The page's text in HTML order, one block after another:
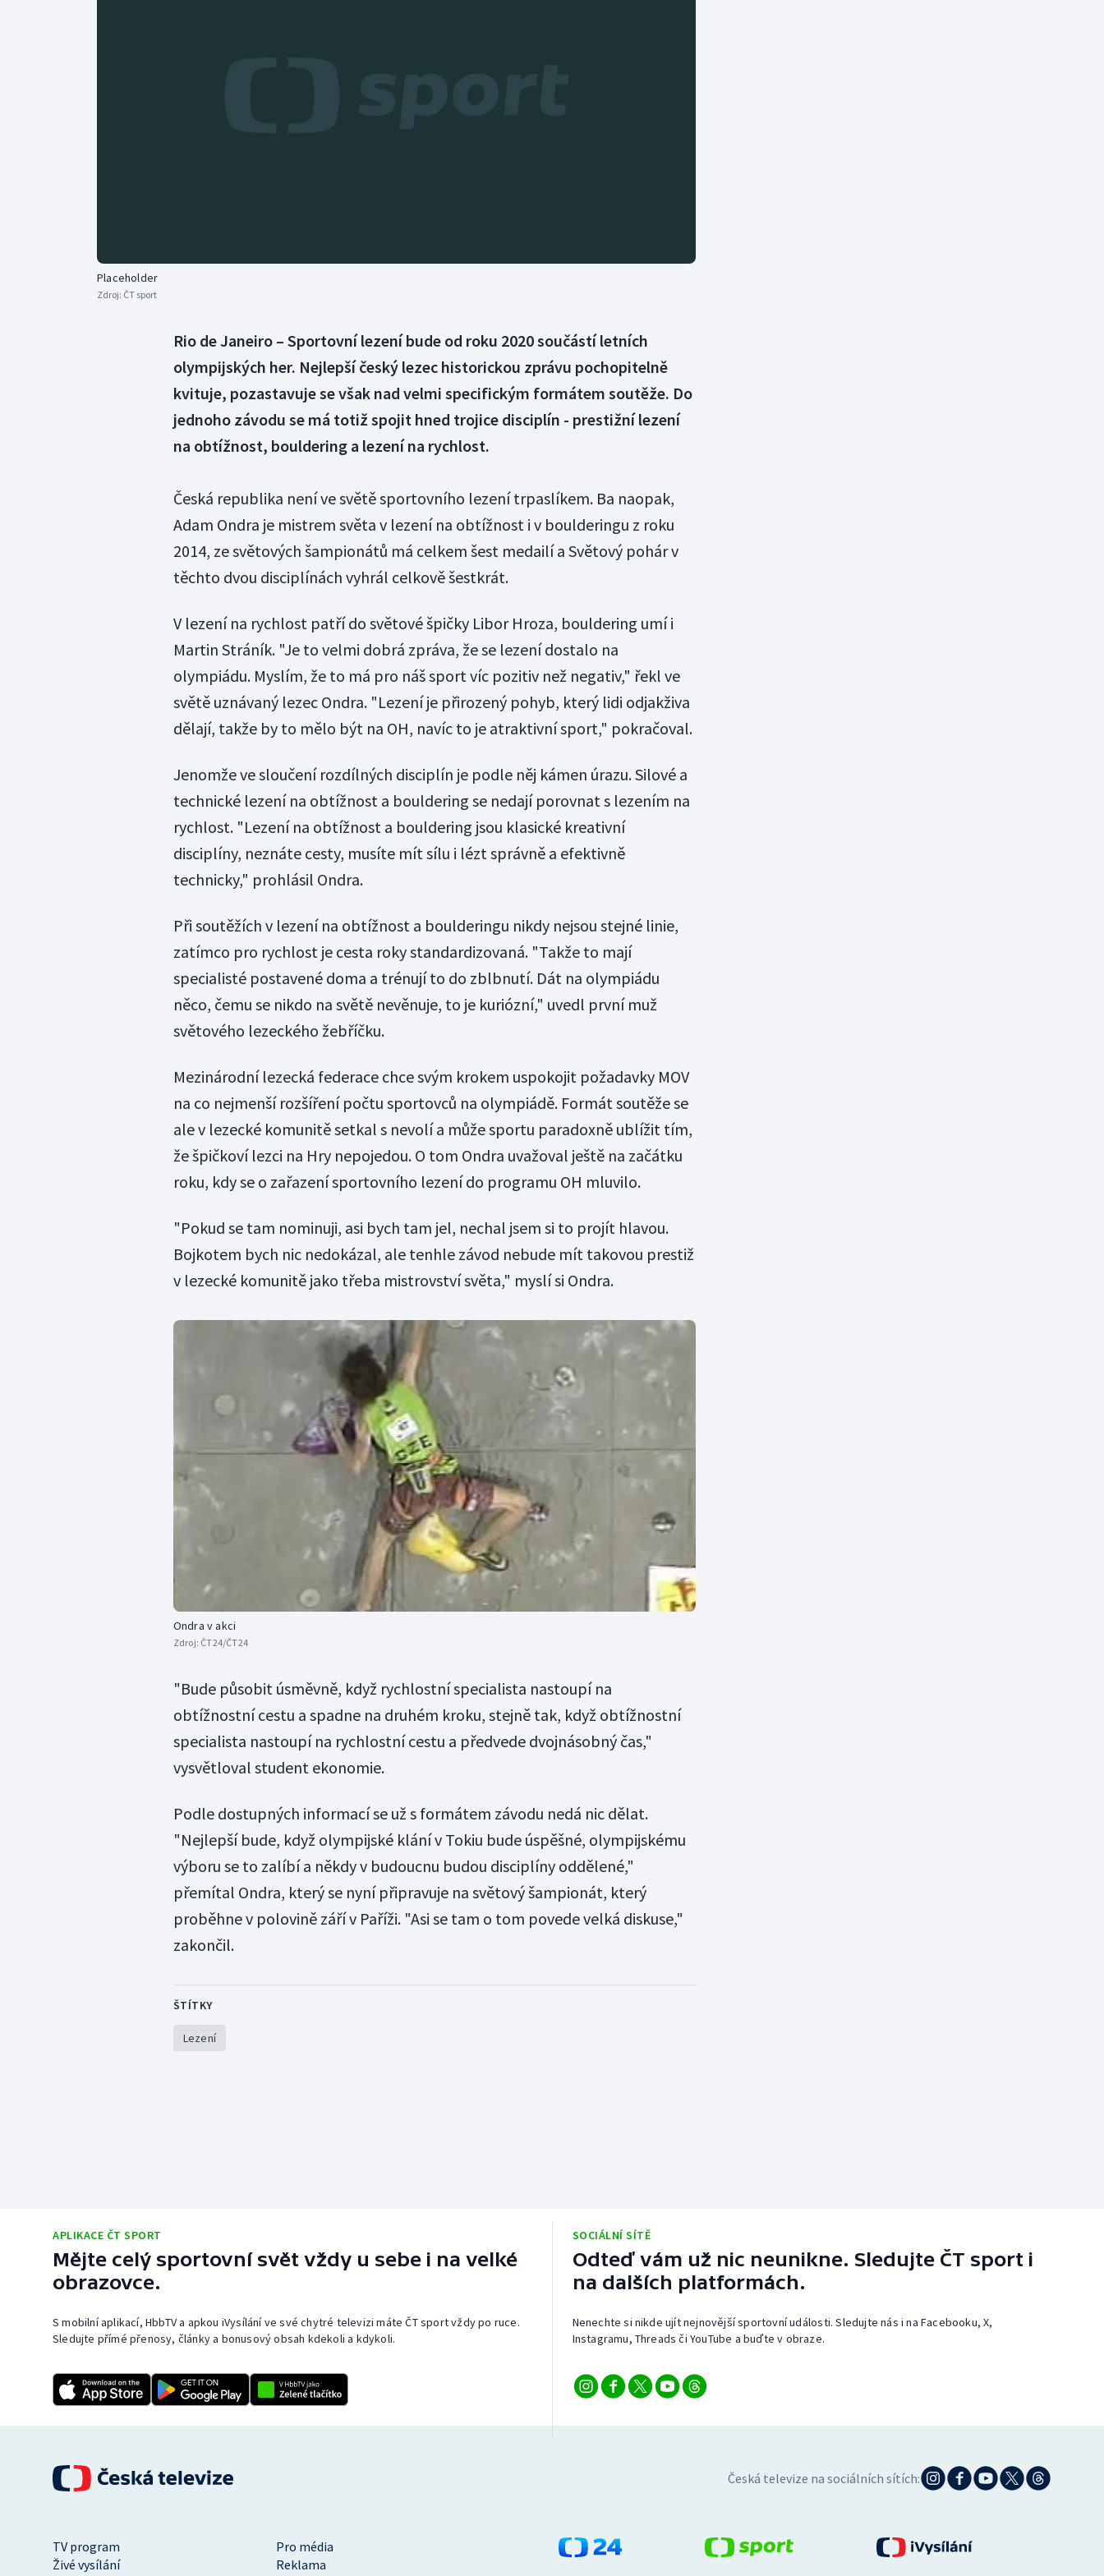
Placeholder
Zdroj: ČT sport
Rio de Janeiro – Sportovní lezení bude od roku 2020 součástí letních
olympijských her. Nejlepší český lezec historickou zprávu pochopitelně
kvituje, pozastavuje se však nad velmi specifickým formátem soutěže. Do
jednoho závodu se má totiž spojit hned trojice disciplín - prestižní lezení
na obtížnost, bouldering a lezení na rychlost.
Česká republika není ve světě sportovního lezení trpaslíkem. Ba naopak,
Adam Ondra je mistrem světa v lezení na obtížnost i v boulderingu z roku
2014, ze světových šampionátů má celkem šest medailí a Světový pohár v
těchto dvou disciplínách vyhrál celkově šestkrát.
V lezení na rychlost patří do světové špičky Libor Hroza, bouldering umí i
Martin Stráník. "Je to velmi dobrá zpráva, že se lezení dostalo na
olympiádu. Myslím, že to má pro náš sport víc pozitiv než negativ," řekl ve
světě uznávaný lezec Ondra. "Lezení je přirozený pohyb, který lidi odjakživa
dělají, takže by to mělo být na OH, navíc to je atraktivní sport," pokračoval.
Jenomže ve sloučení rozdílných disciplín je podle něj kámen úrazu. Silové a
technické lezení na obtížnost a bouldering se nedají porovnat s lezením na
rychlost. "Lezení na obtížnost a bouldering jsou klasické kreativní
disciplíny, neznáte cesty, musíte mít sílu i lézt správně a efektivně
technicky," prohlásil Ondra.
Při soutěžích v lezení na obtížnost a boulderingu nikdy nejsou stejné linie,
zatímco pro rychlost je cesta roky standardizovaná. "Takže to mají
specialisté postavené doma a trénují to do zblbnutí. Dát na olympiádu
něco, čemu se nikdo na světě nevěnuje, to je kuriózní," uvedl první muž
světového lezeckého žebříčku.
Mezinárodní lezecká federace chce svým krokem uspokojit požadavky MOV
na co nejmenší rozšíření počtu sportovců na olympiádě. Formát soutěže se
ale v lezecké komunitě setkal s nevolí a může sportu paradoxně ublížit tím,
že špičkoví lezci na Hry nepojedou. O tom Ondra uvažoval ještě na začátku
roku, kdy se o zařazení sportovního lezení do programu OH mluvilo.
"Pokud se tam nominuji, asi bych tam jel, nechal jsem si to projít hlavou.
Bojkotem bych nic nedokázal, ale tenhle závod nebude mít takovou prestiž
v lezecké komunitě jako třeba mistrovství světa," myslí si Ondra.
Ondra v akci
Zdroj: ČT24/ČT24
"Bude působit úsměvně, když rychlostní specialista nastoupí na
obtížnostní cestu a spadne na druhém kroku, stejně tak, když obtížnostní
specialista nastoupí na rychlostní cestu a předvede dvojnásobný čas,"
vysvětloval student ekonomie.
Podle dostupných informací se už s formátem závodu nedá nic dělat.
"Nejlepší bude, když olympijské klání v Tokiu bude úspěšné, olympijskému
výboru se to zalíbí a někdy v budoucnu budou disciplíny oddělené,"
přemítal Ondra, který se nyní připravuje na světový šampionát, který
proběhne v polovině září v Paříži. "Asi se tam o tom povede velká diskuse,"
zakončil.
ŠTÍTKY
Lezení
APLIKACE ČT SPORT
Mějte celý sportovní svět vždy u sebe i na velké
obrazovce.
S mobilní aplikací, HbbTV a apkou iVysílání ve své chytré televizi máte ČT sport vždy po ruce.
Sledujte přímé přenosy, články a bonusový obsah kdekoli a kdykoli.
SOCIÁLNÍ SÍTĚ
Odteď vám už nic neunikne. Sledujte ČT sport i
na dalších platformách.
Nenechte si nikde ujít nejnovější sportovní události. Sledujte nás i na Facebooku, X,
Instagramu, Threads či YouTube a buďte v obraze.
Česká televize na sociálních sítích:
TV program
Pro média
Živé vysílání
Reklama